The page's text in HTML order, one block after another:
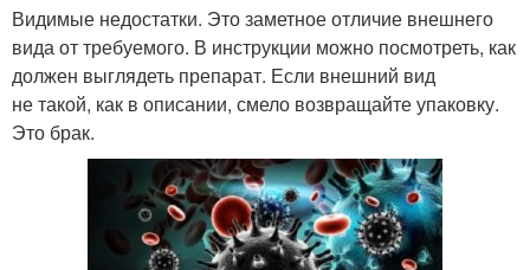
Видимые недостатки. Это заметное отличие внешнего
вида от требуемого. В инструкции можно посмотреть, как
должен выглядеть препарат. Если внешний вид
не такой, как в описании, смело возвращайте упаковку.
Это брак.